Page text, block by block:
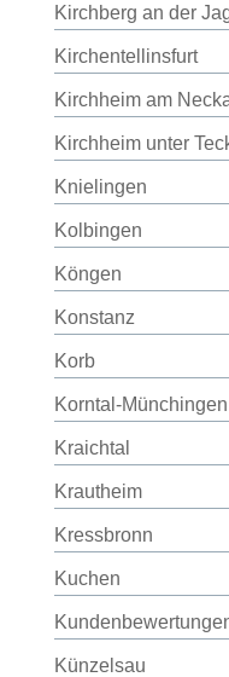
Kirchberg an der
Kirchentellinsfurt
Kirchheim am
Kirchheim unter
Knielingen
Kolbingen
Köngen
Konstanz
Korb
Korntal-Münchingen
Kraichtal
Krautheim
Kressbronn
Kuchen
Künzelsau